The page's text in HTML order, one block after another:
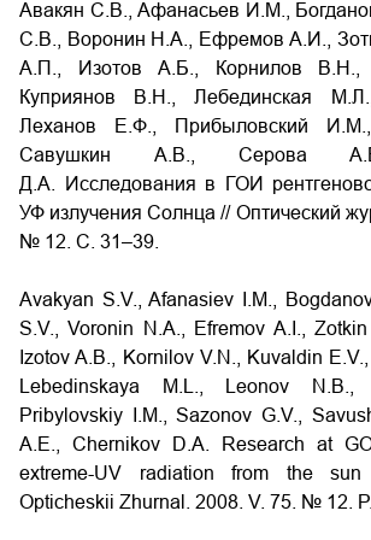
Авакян С.В., Афанасьев И.М.,
С.В., Воронин Н.А., Ефремов А.И.,
А.П., Изотов А.Б., Корнилов В.Н.,
Куприянов В.Н., Лебединская
Леханов Е.Ф., Прибыловский
Савушкин А.В., Серова
Д.А. Исследования в ГОИ
УФ излучения Солнца // Оптический
№ 12. С. 31–39.
Avakyan S.V., Afanasiev I.M.,
S.V., Voronin N.A., Efremov A.I., Zotkin
Izotov A.B., Kornilov V.N., Kuvaldin E.V.,
Lebedinskaya M.L., Leonov N.B.,
Pribylovskiy I.M., Sazonov G.V.,
A.E., Chernikov D.A. Research at
extreme-UV radiation from the
Opticheskii Zhurnal. 2008. V. 75. № 12.